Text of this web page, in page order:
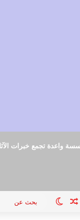
واعدة تجمع خبرات
الدخول
مقال عشوائي
الوضع المظلم